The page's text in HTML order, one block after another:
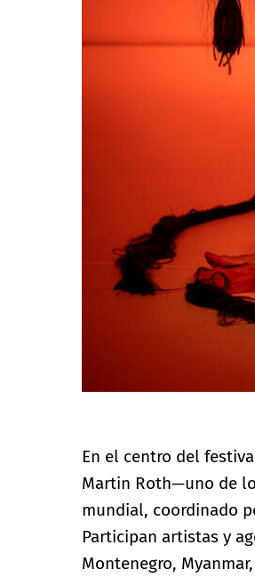
En el centro del
Martin Roth—uno de
mundial, coordinado
Participan artistas y
Montenegro,